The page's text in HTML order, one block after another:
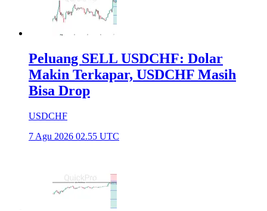
Peluang SELL USDCHF: Dolar
Makin Terkapar, USDCHF Masih
Bisa Drop
USDCHF
7 Agu 2026 02.55 UTC